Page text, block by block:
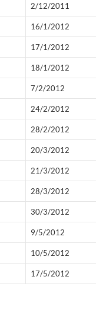
2/12/2011
16/1/2012
17/1/2012
18/1/2012
7/2/2012
24/2/2012
28/2/2012
20/3/2012
21/3/2012
28/3/2012
30/3/2012
9/5/2012
10/5/2012
17/5/2012